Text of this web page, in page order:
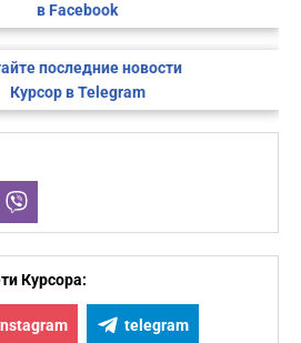
в Facebook
последние новости
Курсор в Telegram
Курсора:
telegram